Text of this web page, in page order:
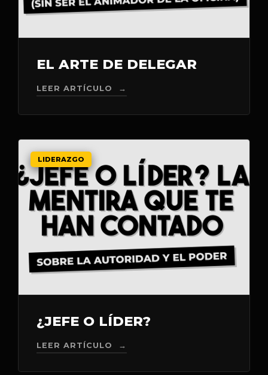
EL ARTE DE DELEGAR
LEER ARTÍCULO →
LIDERAZGO
¿JEFE O LÍDER?
LEER ARTÍCULO →